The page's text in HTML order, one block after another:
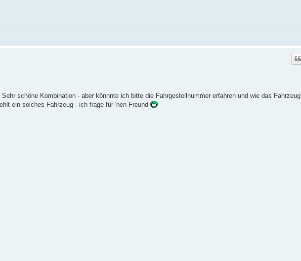
schöne Kombination - aber könnnte ich bitte die Fahrgestellnummer erfahren und wie das Fahrzeug
ein solches Fahrzeug - ich frage für 'nen Freund